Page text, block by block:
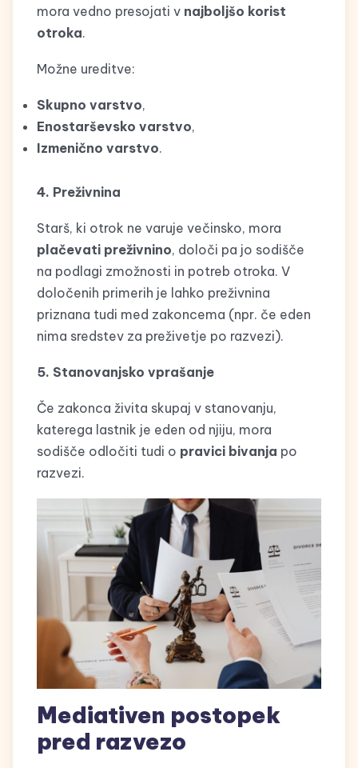
mora vedno presojati v najboljšo korist
otroka.
Možne ureditve:
Skupno varstvo,
Enostarševsko varstvo,
Izmenično varstvo.
4. Preživnina
Starš, ki otrok ne varuje večinsko, mora
plačevati preživnino, določi pa jo sodišče
na podlagi zmožnosti in potreb otroka. V
določenih primerih je lahko preživnina
priznana tudi med zakoncema (npr. če eden
nima sredstev za preživetje po razvezi).
5. Stanovanjsko vprašanje
Če zakonca živita skupaj v stanovanju,
katerega lastnik je eden od njiju, mora
sodišče odločiti tudi o pravici bivanja po
razvezi.
Mediativen postopek
pred razvezo